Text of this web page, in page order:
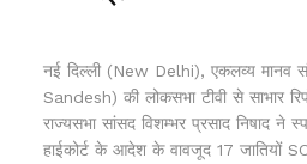
नई दिल्ली (New Delhi), एकलव्य
Sandesh) की लोकसभा टीवी से साभार
राज्यसभा सांसद विशम्भर प्रसाद निषाद ने
हाईकोर्ट के आदेश के वावजूद 17 जातियों